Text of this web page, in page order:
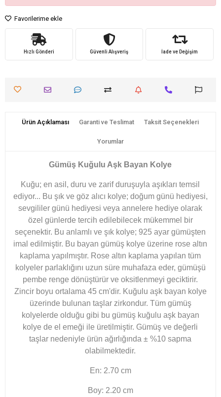
Favorilerime ekle
Hızlı Gönderi Güvenli Alışveriş İade ve Değişim
Ürün Açıklaması Garanti ve Teslimat Taksit Seçenekleri
Yorumlar
Gümüş Kuğulu Aşk Bayan Kolye
Kuğu; en asil, duru ve zarif duruşuyla aşıkları temsil
ediyor... Bu şık ve göz alıcı kolye; doğum günü hediyesi,
sevgililer günü hediyesi veya annelere hediye olarak
özel günlerde tercih edilebilecek mükemmel bir
seçenektir. Bu anlamlı ve şık kolye; 925 ayar gümüşten
imal edilmiştir. Bu bayan gümüş kolye üzerine rose altın
kaplama yapılmıştır. Rose altın kaplama yapılan tüm
kolyeler parlaklığını uzun süre muhafaza eder, gümüşü
pembe renge dönüştürür ve oksitlenmeyi geciktirir.
Zincir boyu ortalama 45 cm'dir. Kuğulu aşk bayan kolye
üzerinde bulunan taşlar zirkondur. Tüm gümüş
kolyelerde olduğu gibi bu gümüş kuğulu aşk bayan
kolye de el emeği ile üretilmiştir. Gümüş ve değerli
taşlar nedeniyle ürün ağırlığında ± %10 sapma
olabilmektedir.
En: 2.70 cm
Boy: 2.20 cm